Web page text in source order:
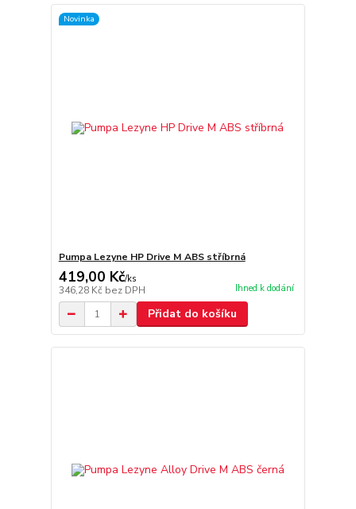
Novinka
Pumpa Lezyne HP Drive M ABS stříbrná
419,00 Kč/ks
346,28 Kč bez DPH Ihned k dodání
Přidat do košíku